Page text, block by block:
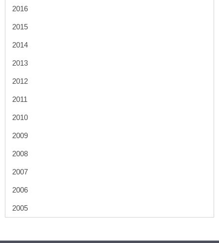
2016
2015
2014
2013
2012
2011
2010
2009
2008
2007
2006
2005